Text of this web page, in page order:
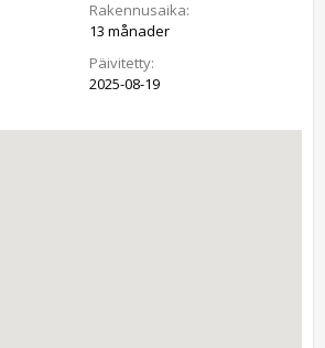
Rakennusaika:
13 månader
Päivitetty:
2025-08-19